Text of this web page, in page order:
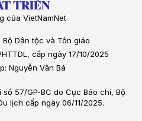
của VietNamNet
Dân tộc và Tôn giáo
cấp ngày 17/10/2025
Nguyễn Văn Bá
57/GP-BC do Cục Báo chí, Bộ
lịch cấp ngày 06/11/2025.